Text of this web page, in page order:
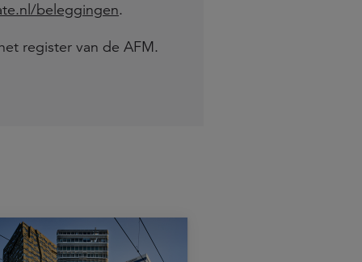
beleggingen.
register van de AFM.